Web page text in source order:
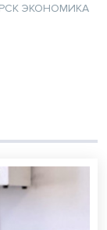
ЭКОНОМИКА